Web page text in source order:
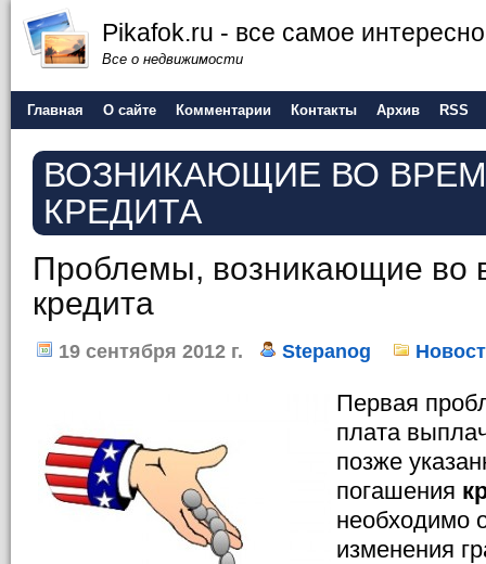
Pikafok.ru - все самое
Все о недвижимости
Главная О сайте Комментарии Контакты Архив RSS
ВОЗНИКАЮЩИЕ ВО
КРЕДИТА
Проблемы, возникающие во
кредита
19 сентября 2012 г. Stepanog
Первая
плата
позже
погашения
необходимо
изменения